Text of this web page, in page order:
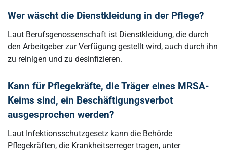
Wer wäscht die Dienstkleidung in der Pflege?
Laut Berufsgenossenschaft ist Dienstkleidung, die durch
den Arbeitgeber zur Verfügung gestellt wird, auch durch ihn
zu reinigen und zu desinfizieren.
Kann für Pflegekräfte, die Träger eines MRSA-
Keims sind, ein Beschäftigungsverbot
ausgesprochen werden?
Laut Infektionsschutzgesetz kann die Behörde
Pflegekräften, die Krankheitserreger tragen, unter